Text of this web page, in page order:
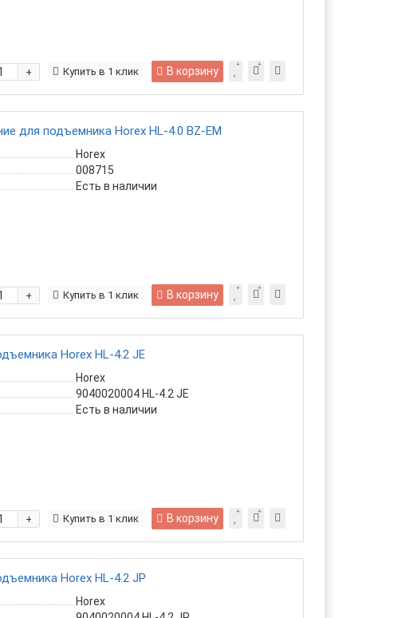
+ В корзину
Купить в 1 клик
для подъемника Horex HL-4.0 BZ-EM
Horex
008715
Есть в наличии
+ В корзину
Купить в 1 клик
Horex HL-4.2 JE
Horex
9040020004 HL-4.2 JE
Есть в наличии
+ В корзину
Купить в 1 клик
Horex HL-4.2 JP
Horex